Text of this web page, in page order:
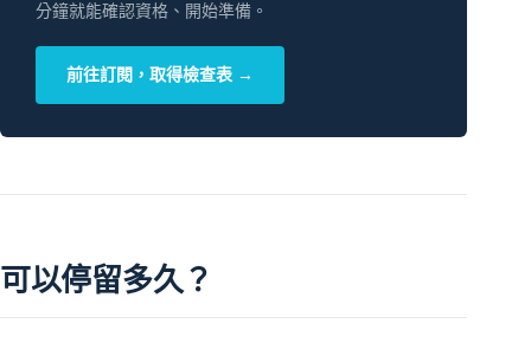
分鐘就能確認資格、開始準備。
前往訂閱，取得檢查表 →
可以停留多久？